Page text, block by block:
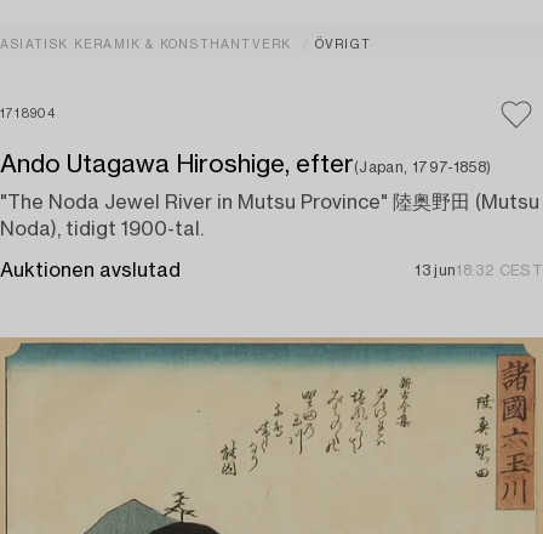
ASIATISK KERAMIK & KONSTHANTVERK ÖVRIGT
1718904
Ando Utagawa Hiroshige, efter(Japan, 1797-1858)
"The Noda Jewel River in Mutsu Province" 陸奥野田 (Mutsu
Noda), tidigt 1900-tal.
Auktionen avslutad 13 jun18:32 CEST